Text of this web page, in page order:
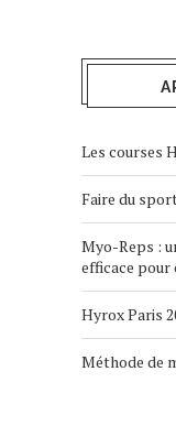
Les courses
Faire du
Myo-Reps :
efficace
Hyrox Paris
Méthode de